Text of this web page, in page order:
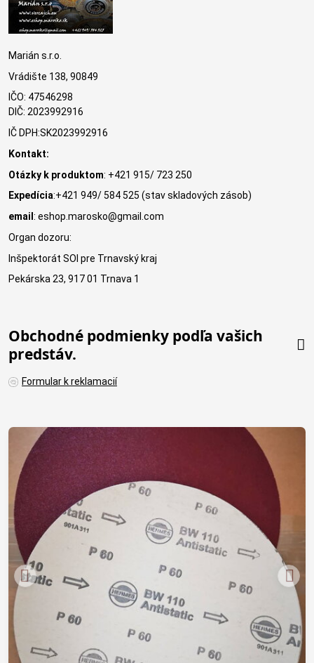
Marián s.r.o.
Vrádište 138, 90849
IČO: 47546298
DIČ: 2023992916
IČ DPH:SK2023992916
Kontakt:
Otázky k produktom: +421 915/ 723 250
Expedícia:+421 949/ 584 525 (stav skladových zásob)
email : eshop.marosko@gmail.com
Organ dozoru:
Inšpektorát SOI pre Trnavský kraj
Pekárska 23, 917 01 Trnava 1
Obchodné podmienky podľa vašich
predstáv.
Formular k reklamacií